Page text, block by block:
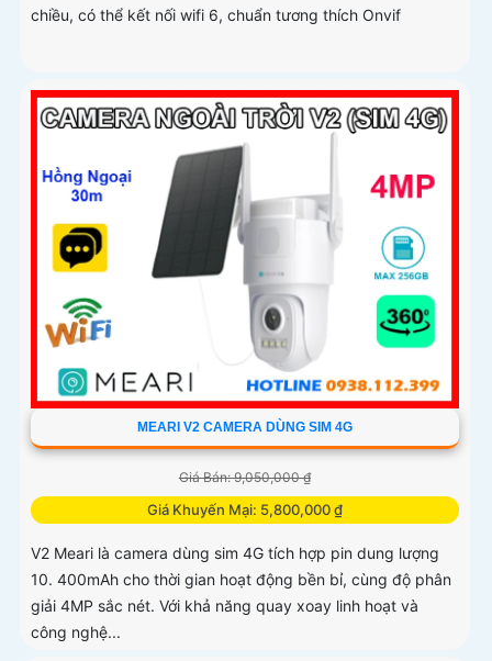
chiều, có thể kết nối wifi 6, chuẩn tương thích Onvif
MEARI V2 CAMERA DÙNG SIM 4G
Giá Bán: 9,050,000 ₫
Giá Khuyến Mại: 5,800,000 ₫
V2 Meari là camera dùng sim 4G tích hợp pin dung lượng
10. 400mAh cho thời gian hoạt động bền bỉ, cùng độ phân
giải 4MP sắc nét. Với khả năng quay xoay linh hoạt và
công nghệ...